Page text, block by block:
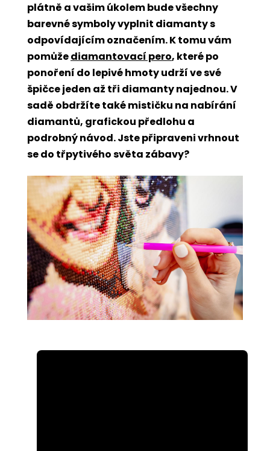
plátně a vašim úkolem bude všechny
barevné symboly vyplnit diamanty s
odpovídajícím označením. K tomu vám
pomůžediamantovací pero, které po
ponoření do lepivé hmoty udrží ve své
špičce jeden až tři diamanty najednou. V
sadě obdržíte také mističku na nabírání
diamantů, grafickou předlohu a
podrobný návod. Jste připraveni vrhnout
se do třpytivého světa zábavy?